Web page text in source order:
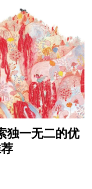
独一无二的优